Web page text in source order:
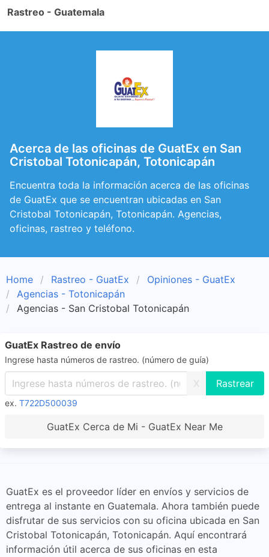
Rastreo - Guatemala
Acerca de las oficinas de GuatEx en San
Cristobal Totonicapán, Totonicapán
Encuentra toda la información acerca de las oficinas
de GuatEx que se encuentran ubicadas en San
Cristobal Totonicapán, Totonicapán. Agencias,
oficinas, rastreo y teléfono.
Home Rastreo - GuatEx
Opiniones - GuatEx
Agencias - Totonicapán
Agencias - San Cristobal Totonicapán
GuatEx Rastreo de envío
Ingrese hasta números de rastreo. (número de guía)
X
ex. T722D500039
GuatEx Cerca de Mi - GuatEx Near Me
GuatEx es el proveedor líder en envíos y servicios de
entrega al instante en Guatemala. Ahora también puede
disfrutar de sus servicios con su oficina ubicada en San
Cristobal Totonicapán, Totonicapán. Aquí encontrará
información útil acerca de sus oficinas en esta